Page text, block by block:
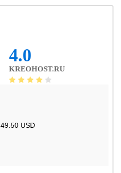
4.0
KREOHOST.RU
49.50 USD